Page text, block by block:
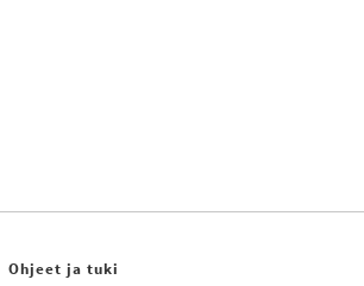
Ohjeet ja tuki